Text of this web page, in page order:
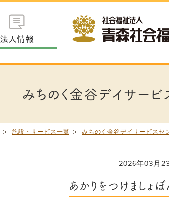
法人情報
みちのく金谷デイサービ
施設・サービス一覧 みちのく金谷デイサービスセ
2026年03月
あかりをつけましょ